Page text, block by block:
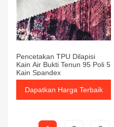
Pencetakan TPU Dilapisi
Kain Air Bukti Tenun 95 Poli 5
Kain Spandex
Dapatkan Harga Terbaik